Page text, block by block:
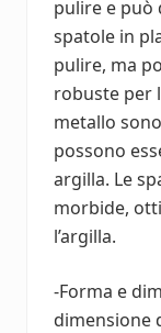
pulire e può
spatole in
pulire, ma
robuste per
metallo
possono
argilla. Le
morbide,
l’argilla.
-Forma e
dimensione